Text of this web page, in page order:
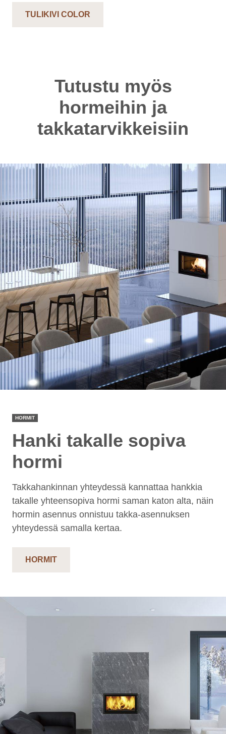
TULIKIVI COLOR
Tutustu myös
hormeihin ja
takkatarvikkeisiin
HORMIT
Hanki takalle sopiva
hormi
Takkahankinnan yhteydessä kannattaa hankkia
takalle yhteensopiva hormi saman katon alta, näin
hormin asennus onnistuu takka-asennuksen
yhteydessä samalla kertaa.
HORMIT